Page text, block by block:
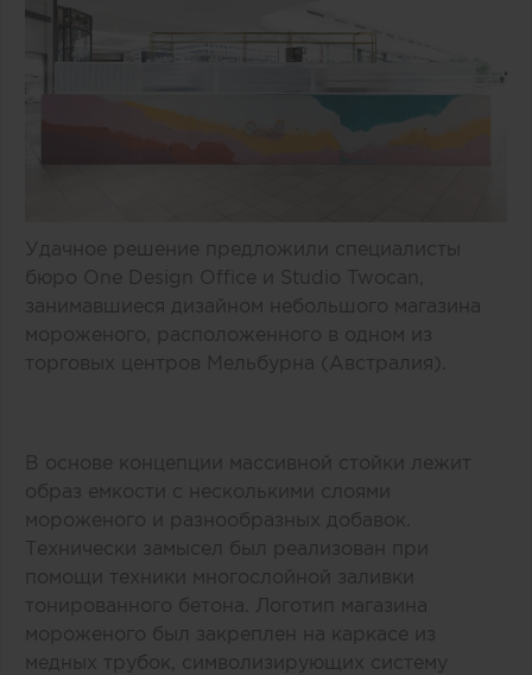
Удачное решение предложили специалисты
бюро One Design Office и Studio Twocan,
занимавшиеся дизайном небольшого магазина
мороженого, расположенного в одном из
торговых центров Мельбурна (Австралия).
В основе концепции массивной стойки лежит
образ емкости с несколькими слоями
мороженого и разнообразных добавок.
Технически замысел был реализован при
помощи техники многослойной заливки
тонированного бетона. Логотип магазина
мороженого был закреплен на каркасе из
медных трубок, символизирующих систему